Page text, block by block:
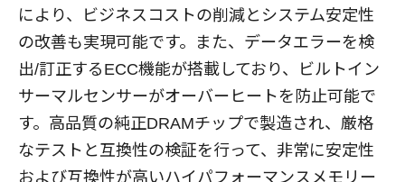
により、ビジネスコストの削減とシステム安定性
の改善も実現可能です。また、データエラーを検
出/訂正するECC機能が搭載しており、ビルトイン
サーマルセンサーがオーバーヒートを防止可能で
す。高品質の純正DRAMチップで製造され、厳格
なテストと互換性の検証を行って、非常に安定性
および互換性が高いハイパフォーマンスメモリー